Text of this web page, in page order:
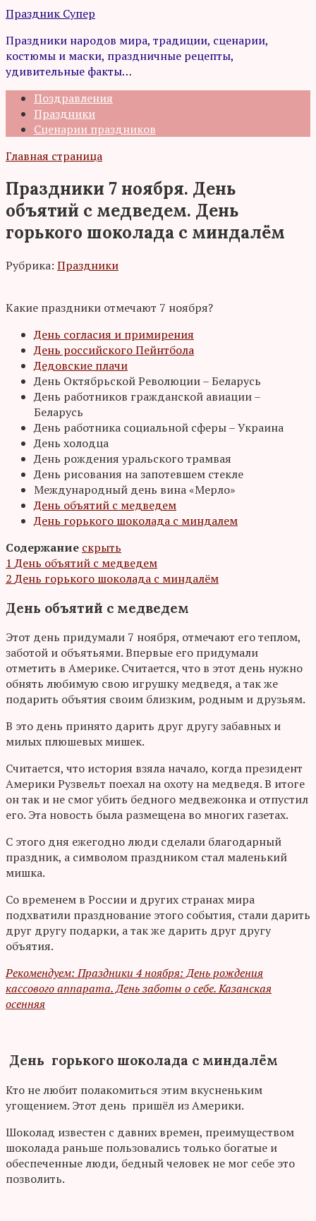
Перейти
контенту
Праздник Супер
Праздники народов мира, традиции, сценарии,
костюмы и маски, праздничные рецепты,
удивительные факты…
Поздравления
Праздники
Сценарии праздников
Главная страница
Праздники 7 ноября. День
объятий с медведем. День
горького шоколада с миндалём
Рубрика: Праздники
Какие праздники отмечают 7 ноября?
День согласия и примирения
День российского Пейнтбола
Дедовские плачи
День Октябрьской Революции – Беларусь
День работников гражданской авиации –
Беларусь
День работника социальной сферы – Украина
День холодца
День рождения уральского трамвая
День рисования на запотевшем стекле
Международный день вина «Мерло»
День объятий с медведем
День горького шоколада с миндалем
Содержание скрыть
1 День объятий с медведем
2 День горького шоколада с миндалём
День объятий с медведем
Этот день придумали 7 ноября, отмечают его теплом,
заботой и объятьями. Впервые его придумали
отметить в Америке. Считается, что в этот день нужно
обнять любимую свою игрушку медведя, а так же
подарить объятия своим близким, родным и друзьям.
В это день принято дарить друг другу забавных и
милых плюшевых мишек.
Считается, что история взяла начало, когда президент
Америки Рузвельт поехал на охоту на медведя. В итоге
он так и не смог убить бедного медвежонка и отпустил
его. Эта новость была размещена во многих газетах.
С этого дня ежегодно люди сделали благодарный
праздник, а символом праздником стал маленький
мишка.
Со временем в России и других странах мира
подхватили празднование этого события, стали дарить
друг другу подарки, а так же дарить друг другу
объятия.
Рекомендуем: Праздники 4 ноября: День рождения
кассового аппарата. День заботы о себе. Казанская
осенняя
День горького шоколада с миндалём
Кто не любит полакомиться этим вкусненьким
угощением. Этот день пришёл из Америки.
Шоколад известен с давних времен, преимуществом
шоколада раньше пользовались только богатые и
обеспеченные люди, бедный человек не мог себе это
позволить.